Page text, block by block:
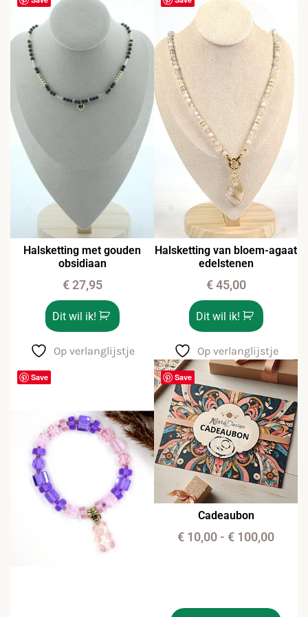
Halsketting met gouden
obsidiaan
€27,95
Dit wil ik!
Op verlanglijstje
Halsketting van bloem-agaat
edelstenen
€45,00
Dit wil ik!
Op verlanglijstje
Save Save
Cadeaubon
€ 10,00 - € 100,00